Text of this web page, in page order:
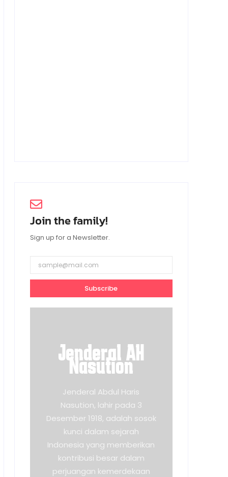
Join the family!
Sign up for a Newsletter.
Subscribe
Jenderal AH
Nasution
Jenderal Abdul Haris
Nasution, lahir pada 3
Desember 1918, adalah sosok
kunci dalam sejarah
Indonesia yang memberikan
kontribusi besar dalam
perjuangan kemerdekaan